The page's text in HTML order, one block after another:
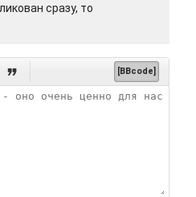
сразу, то
 [BBcode]